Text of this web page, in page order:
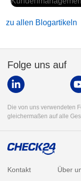
zu allen Blogartikeln
Folge uns auf
Die von uns verwendeten
gleichermaßen auf alle
Kontakt Über